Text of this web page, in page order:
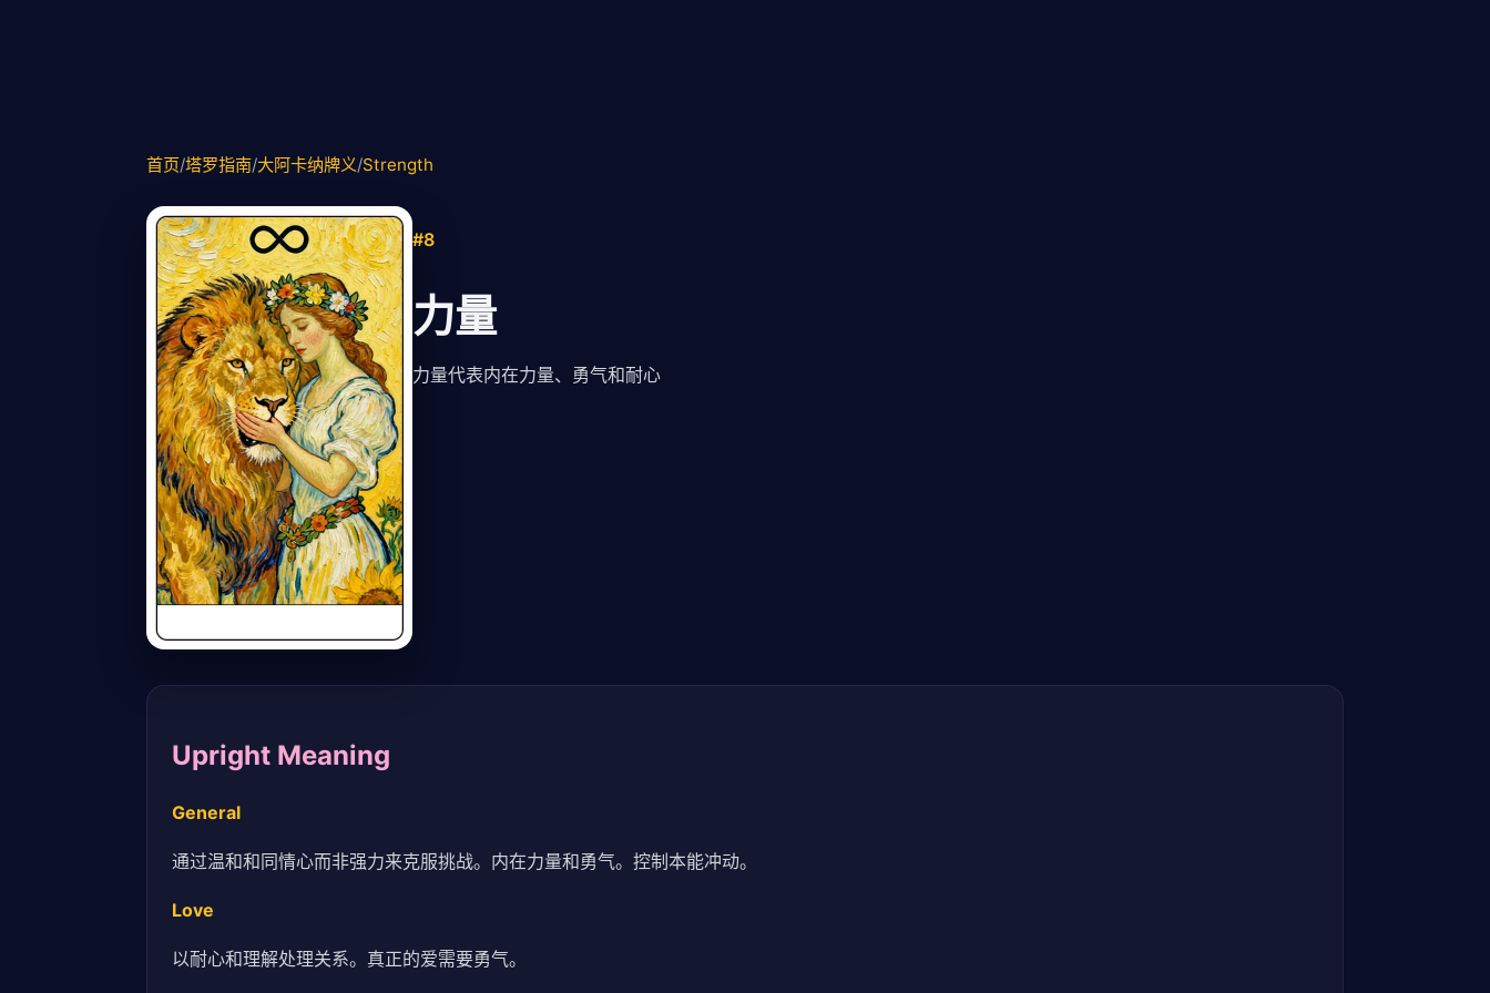
首页/塔罗指南/大阿卡纳牌义/Strength
#8
力量
力量代表内在力量、勇气和耐心
Upright Meaning
General
通过温和和同情心而非强力来克服挑战。内在力量和勇气。控制本能冲动。
Love
以耐心和理解处理关系。真正的爱需要勇气。